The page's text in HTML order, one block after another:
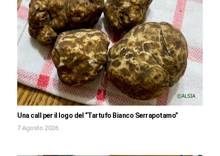
Una call per il logo del “Tartufo Bianco Serrapotamo”
7 Agosto 2026